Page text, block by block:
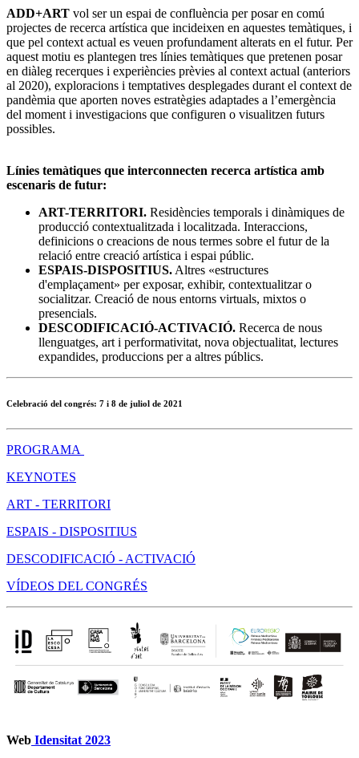
ADD+ART vol ser un espai de confluència per posar en comú
projectes de recerca artística que incideixen en aquestes temàtiques, i
que pel context actual es veuen profundament alterats en el futur. Per
aquest motiu es plantegen tres línies temàtiques que pretenen posar
en diàleg recerques i experiències prèvies al context actual (anteriors
al 2020), exploracions i temptatives desplegades durant el context de
pandèmia que aporten noves estratègies adaptades a l’emergència
del moment i investigacions que configuren o visualitzen futurs
possibles.
Línies temàtiques que interconnecten recerca artística amb
escenaris de futur:
ART-TERRITORI. Residències temporals i dinàmiques de
producció contextualitzada i localitzada. Interaccions,
definicions o creacions de nous termes sobre el futur de la
relació entre creació artística i espai públic.
ESPAIS-DISPOSITIUS. Altres «estructures
d'emplaçament» per exposar, exhibir, contextualitzar o
socialitzar. Creació de nous entorns virtuals, mixtos o
presencials.
DESCODIFICACIÓ-ACTIVACIÓ. Recerca de nous
llenguatges, art i performativitat, nova objectualitat, lectures
expandides, produccions per a altres públics.
Celebració del congrés: 7 i 8 de juliol de 2021
PROGRAMA
KEYNOTES
ART - TERRITORI
ESPAIS - DISPOSITIUS
DESCODIFICACIÓ - ACTIVACIÓ
VÍDEOS DEL CONGRÉS
Web Idensitat 2023